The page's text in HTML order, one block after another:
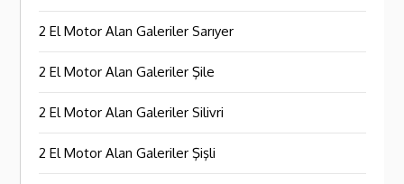
2 El Motor Alan Galeriler Sarıyer
2 El Motor Alan Galeriler Şile
2 El Motor Alan Galeriler Silivri
2 El Motor Alan Galeriler Şişli